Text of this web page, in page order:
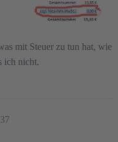
mit Steuer zu tun hat, wie
ich nicht.